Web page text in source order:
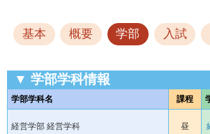
基本 概要 学部 入試
▼ 学部学科情報
学部学科名 課程
経営学部 経営学科 昼